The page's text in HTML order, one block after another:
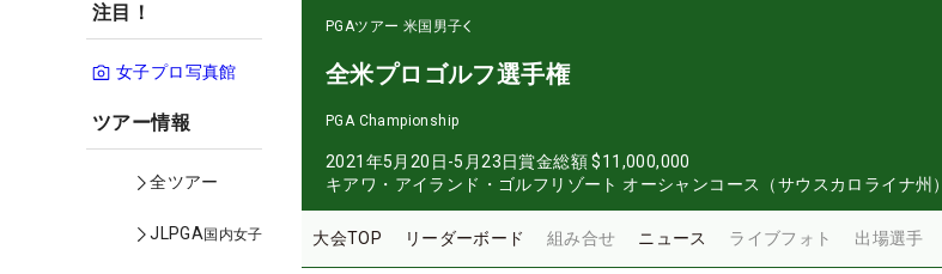
注目！
女子プロ写真館
ツアー情報
全ツアー
JLPGA国内女子
PGAツアー 米国男子
全米プロゴルフ選手権
PGA Championship
2021年5月20日-5月23日賞金総額 $11,000,000
キアワ・アイランド・ゴルフリゾート オーシャンコース（サウスカロライナ州）
大会TOP リーダーボード 組み合せ ニュース ライブフォト 出場選手